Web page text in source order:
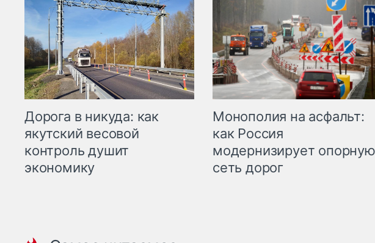
Дорога в никуда: как
якутский весовой
контроль душит
экономику
Монополия на асфальт:
как Россия
модернизирует опорную
сеть дорог